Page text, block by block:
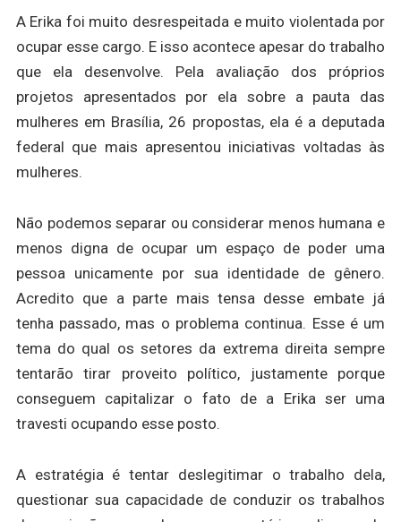
A Erika foi muito desrespeitada e muito violentada por
ocupar esse cargo. E isso acontece apesar do trabalho
que ela desenvolve. Pela avaliação dos próprios
projetos apresentados por ela sobre a pauta das
mulheres em Brasília, 26 propostas, ela é a deputada
federal que mais apresentou iniciativas voltadas às
mulheres.
Não podemos separar ou considerar menos humana e
menos digna de ocupar um espaço de poder uma
pessoa unicamente por sua identidade de gênero.
Acredito que a parte mais tensa desse embate já
tenha passado, mas o problema continua. Esse é um
tema do qual os setores da extrema direita sempre
tentarão tirar proveito político, justamente porque
conseguem capitalizar o fato de a Erika ser uma
travesti ocupando esse posto.
A estratégia é tentar deslegitimar o trabalho dela,
questionar sua capacidade de conduzir os trabalhos